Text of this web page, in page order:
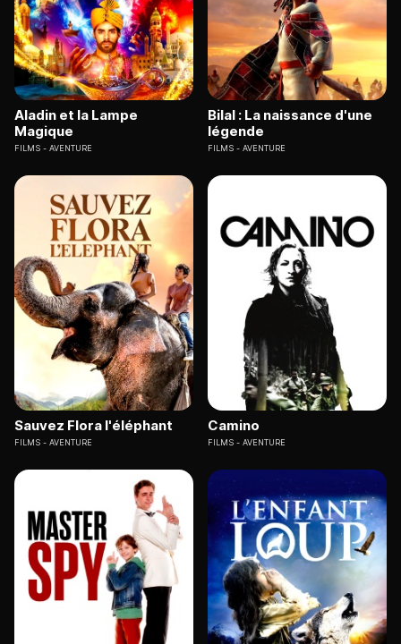
Aladin et la Lampe
Magique
FILMS AVENTURE
Bilal : La naissance d'une
légende
FILMS AVENTURE
Sauvez Flora l'éléphant
FILMS AVENTURE
Camino
FILMS AVENTURE